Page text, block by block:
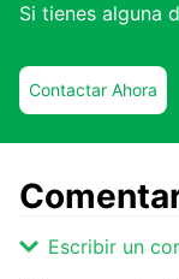
Si tienes alguna
Contactar Ahora
Escribir un